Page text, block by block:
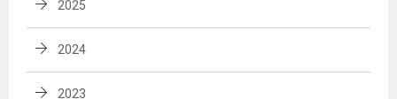
2025
2024
2023